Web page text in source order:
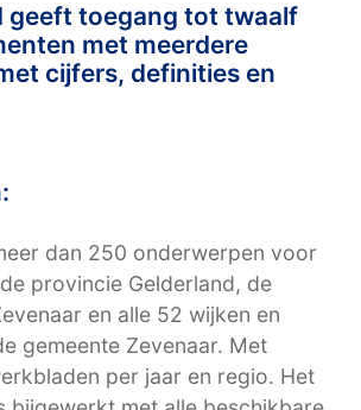
geeft toegang tot twaalf
met meerdere
cijfers, definities en
dan 250 onderwerpen voor
provincie Gelderland, de
en alle 52 wijken en
gemeente Zevenaar. Met
per jaar en regio. Het